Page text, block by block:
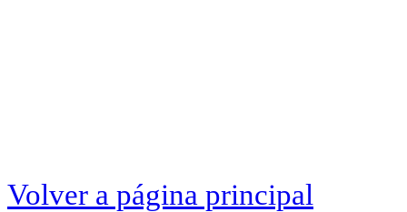
Volver a página principal